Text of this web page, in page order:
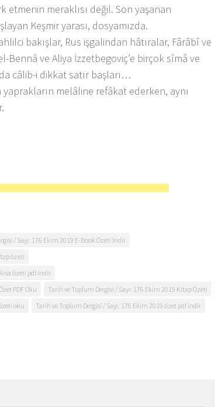
etmenin meraklısı değil. Son yaşanan
Keşmir yarası, dosyamızda.
bakışlar, Rus işgalindan hâtıralar, Fârâbî ve
Bennâ ve Aliya İzzetbegoviç’e birçok sîmâ ve
câlib-i dikkat satır başları…
melâline refâkat ederken, aynı
/ Sayı: 176 Ekim 2019 E-Book Özeti İndir
özeti
özeti pdf indir
PDF Oku
Tarih ve Toplum Dergisi / Sayı: 176 Ekim 2019 Kitap Özeti
oku
Tarih ve Toplum Dergisi / Sayı: 176 Ekim 2019 özet pdf indir